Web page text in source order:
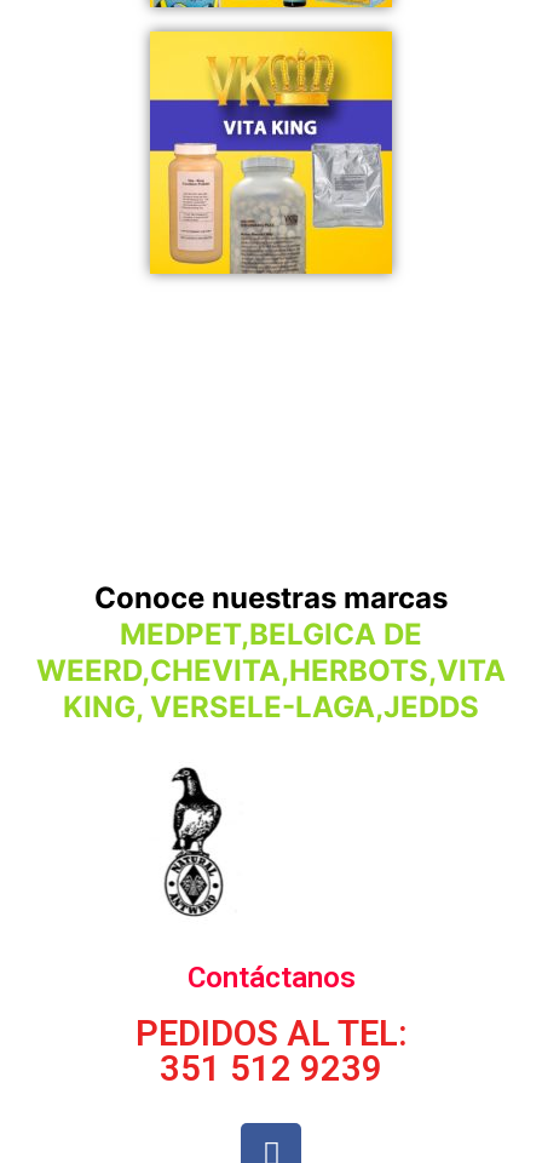
Conoce nuestras marcas
MEDPET,BELGICA DE
WEERD,CHEVITA,HERBOTS,VITA
KING, VERSELE-LAGA,JEDDS
Contáctanos
PEDIDOS AL TEL:
351 512 9239